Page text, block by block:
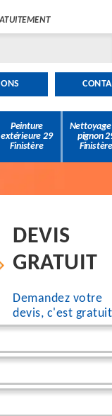
Peinture
extérieure 29
Finistère
Nettoyage
pignon
Finistère
DEVIS
GRATUIT
Demandez votre
devis, c'est